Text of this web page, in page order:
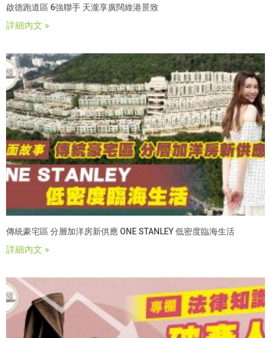
啟德跑道區 6強聯手 天瀧享廣闊維港景致
詳細內文 »
傳統豪宅區 分層加洋房新供應 ONE STANLEY 低密度臨海生活
詳細內文 »